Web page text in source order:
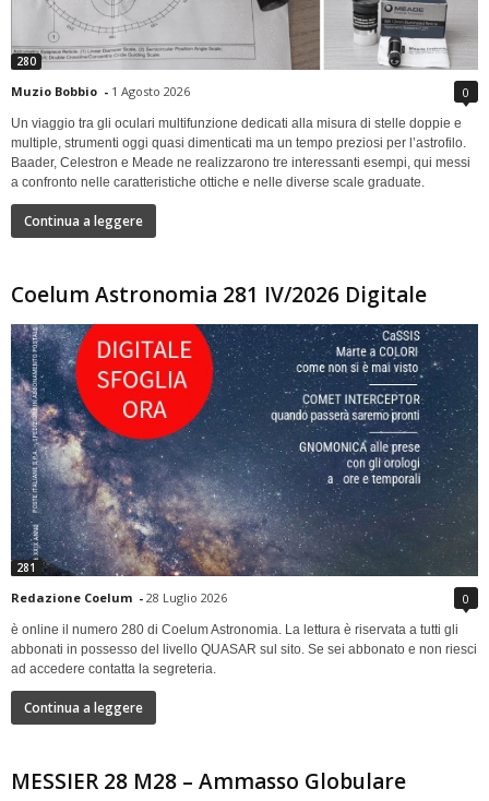
280
Muzio Bobbio - 1 Agosto 2026 0
Un viaggio tra gli oculari multifunzione dedicati alla misura di stelle doppie e
multiple, strumenti oggi quasi dimenticati ma un tempo preziosi per l’astrofilo.
Baader, Celestron e Meade ne realizzarono tre interessanti esempi, qui messi
a confronto nelle caratteristiche ottiche e nelle diverse scale graduate.
Continua a leggere
Coelum Astronomia 281 IV/2026 Digitale
281
Redazione Coelum - 28 Luglio 2026 0
è online il numero 280 di Coelum Astronomia. La lettura è riservata a tutti gli
abbonati in possesso del livello QUASAR sul sito. Se sei abbonato e non riesci
ad accedere contatta la segreteria.
Continua a leggere
MESSIER 28 M28 – Ammasso Globulare